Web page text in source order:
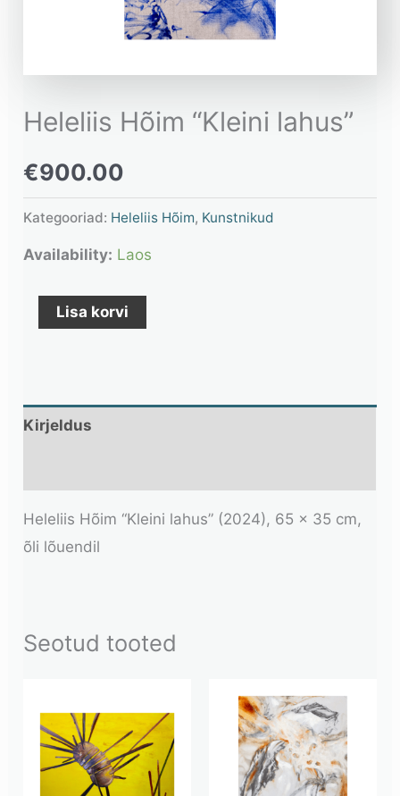
Heleliis Hõim “Kleini lahus”
€900.00
Kategooriad: Heleliis Hõim, Kunstnikud
Availability: Laos
Lisa korvi
Kirjeldus
Heleliis Hõim “Kleini lahus” (2024), 65 x 35 cm,
õli lõuendil
Seotud tooted